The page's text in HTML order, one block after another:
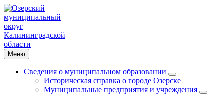
Меню
Сведения о муниципальном образовании
Историческая справка о городе Озерске
Муниципальные предприятия и учреждения